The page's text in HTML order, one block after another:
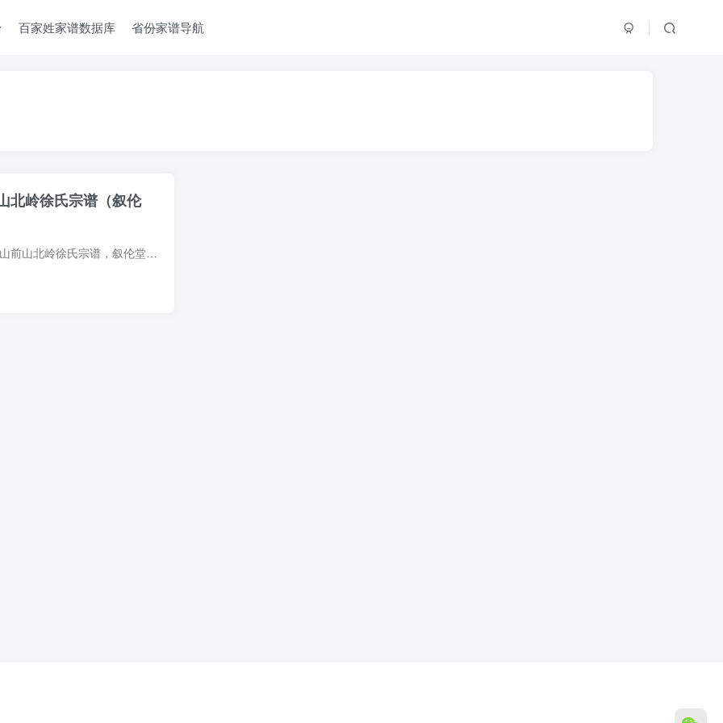
百家姓家谱数据库 省份家谱导航
北岭徐氏宗谱（叙伦
宗谱简介 广东中山香山前山北岭徐氏宗谱，叙伦堂、肇修堂，1884年（光绪10年）徐润立等纂修，前山谱3册、北岭谱8册。始祖徐延祚，宋代人。始迁祖徐广达、徐广德，元时自河南开封陈留避乱至广东...